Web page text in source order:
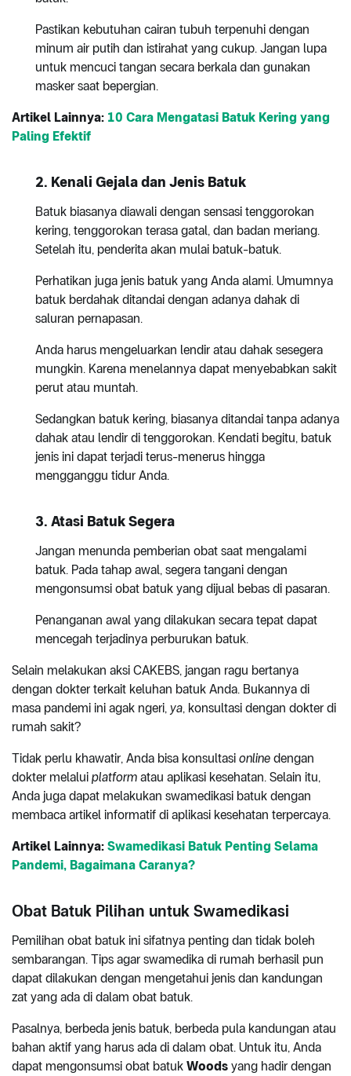
Pastikan kebutuhan cairan tubuh terpenuhi dengan
minum air putih dan istirahat yang cukup. Jangan lupa
untuk mencuci tangan secara berkala dan gunakan
masker saat bepergian.
Artikel Lainnya: 10 Cara Mengatasi Batuk Kering yang
Paling Efektif
2. Kenali Gejala dan Jenis Batuk
Batuk biasanya diawali dengan sensasi tenggorokan
kering, tenggorokan terasa gatal, dan badan meriang.
Setelah itu, penderita akan mulai batuk-batuk.
Perhatikan juga jenis batuk yang Anda alami. Umumnya
batuk berdahak ditandai dengan adanya dahak di
saluran pernapasan.
Anda harus mengeluarkan lendir atau dahak sesegera
mungkin. Karena menelannya dapat menyebabkan sakit
perut atau muntah.
Sedangkan batuk kering, biasanya ditandai tanpa adanya
dahak atau lendir di tenggorokan. Kendati begitu, batuk
jenis ini dapat terjadi terus-menerus hingga
mengganggu tidur Anda.
3. Atasi Batuk Segera
Jangan menunda pemberian obat saat mengalami
batuk. Pada tahap awal, segera tangani dengan
mengonsumsi obat batuk yang dijual bebas di pasaran.
Penanganan awal yang dilakukan secara tepat dapat
mencegah terjadinya perburukan batuk.
Selain melakukan aksi CAKEBS, jangan ragu bertanya
dengan dokter terkait keluhan batuk Anda. Bukannya di
masa pandemi ini agak ngeri, ya, konsultasi dengan dokter di
rumah sakit?
Tidak perlu khawatir, Anda bisa konsultasi online dengan
dokter melalui platform atau aplikasi kesehatan. Selain itu,
Anda juga dapat melakukan swamedikasi batuk dengan
membaca artikel informatif di aplikasi kesehatan terpercaya.
Artikel Lainnya: Swamedikasi Batuk Penting Selama
Pandemi, Bagaimana Caranya?
Obat Batuk Pilihan untuk Swamedikasi
Pemilihan obat batuk ini sifatnya penting dan tidak boleh
sembarangan. Tips agar swamedika di rumah berhasil pun
dapat dilakukan dengan mengetahui jenis dan kandungan
zat yang ada di dalam obat batuk.
Pasalnya, berbeda jenis batuk, berbeda pula kandungan atau
bahan aktif yang harus ada di dalam obat. Untuk itu, Anda
dapat mengonsumsi obat batuk Woods yang hadir dengan